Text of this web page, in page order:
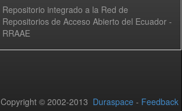
Repositorio integrado a la Red de
Repositorios de Acceso Abierto del Ecuador -
RRAAE
Copyright © 2002-2013 Duraspace - Feedback